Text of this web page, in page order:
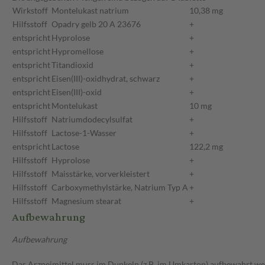
Wirkstoff Montelukast natrium
10,38 mg
Hilfsstoff Opadry gelb 20 A 23676
+
entsprichtHyprolose
+
entsprichtHypromellose
+
entsprichtTitandioxid
+
entsprichtEisen(III)-oxidhydrat, schwarz
+
entsprichtEisen(III)-oxid
+
entsprichtMontelukast
10 mg
Hilfsstoff Natriumdodecylsulfat
+
Hilfsstoff Lactose-1-Wasser
+
entsprichtLactose
122,2 mg
Hilfsstoff Hyprolose
+
Hilfsstoff Maisstärke, vorverkleistert
+
Hilfsstoff Carboxymethylstärke, Natrium Typ A +
Hilfsstoff Magnesium stearat +
Aufbewahrung
Aufbewahrung